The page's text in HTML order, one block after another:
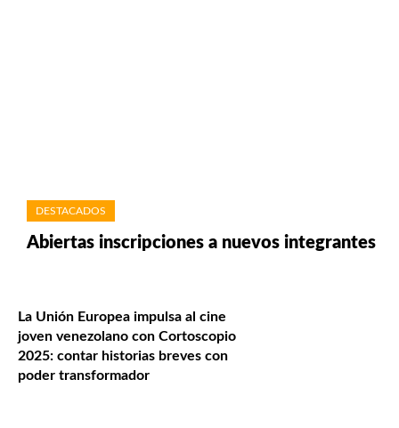
DESTACADOS
Abiertas inscripciones a nuevos integrantes
La Unión Europea impulsa al cine
joven venezolano con Cortoscopio
2025: contar historias breves con
poder transformador